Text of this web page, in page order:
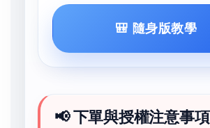
🎒 隨身版教學
📢 下單與授權注意事項